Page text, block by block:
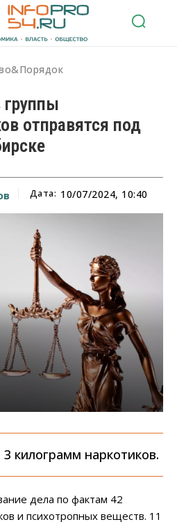
группы
отправятся под
Дата: 10/07/2024, 10:40
килограмм наркотиков.
дела по фактам 42
и психотропных веществ. 11